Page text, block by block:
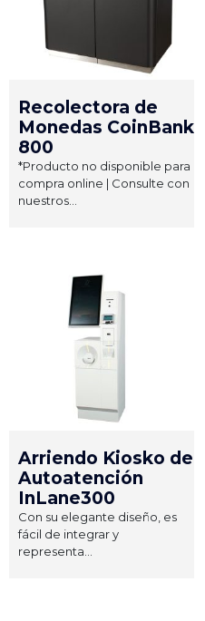
Recolectora de
Monedas CoinBank
800
*Producto no disponible para
compra online | Consulte con
nuestros...
Arriendo Kiosko de
Autoatención
InLane300
Con su elegante diseño, es
fácil de integrar y
representa...